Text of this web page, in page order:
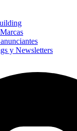
y Newsletters